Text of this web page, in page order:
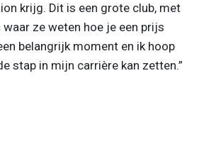
krijg. Dit is een grote club, met
ze weten hoe je een prijs
belangrijk moment en ik hoop
stap in mijn carrière kan zetten.”